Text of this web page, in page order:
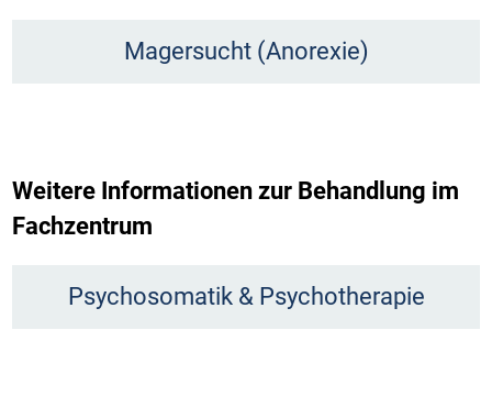
Magersucht (Anorexie)
Weitere Informationen zur Behandlung im
Fachzentrum
Psychosomatik & Psychotherapie